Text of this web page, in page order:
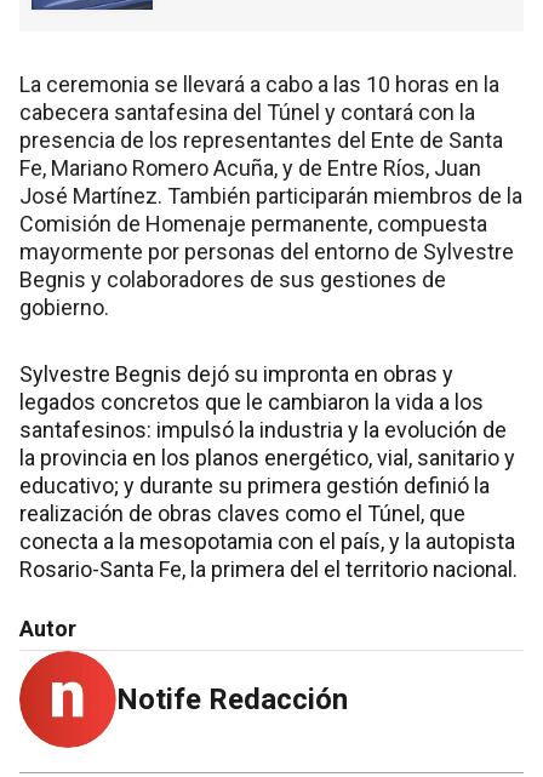
La ceremonia se llevará a cabo a las 10 horas en la
cabecera santafesina del Túnel y contará con la
presencia de los representantes del Ente de Santa
Fe, Mariano Romero Acuña, y de Entre Ríos, Juan
José Martínez. También participarán miembros de la
Comisión de Homenaje permanente, compuesta
mayormente por personas del entorno de Sylvestre
Begnis y colaboradores de sus gestiones de
gobierno.
Sylvestre Begnis dejó su impronta en obras y
legados concretos que le cambiaron la vida a los
santafesinos: impulsó la industria y la evolución de
la provincia en los planos energético, vial, sanitario y
educativo; y durante su primera gestión definió la
realización de obras claves como el Túnel, que
conecta a la mesopotamia con el país, y la autopista
Rosario-Santa Fe, la primera del el territorio nacional.
Autor
Notife Redacción